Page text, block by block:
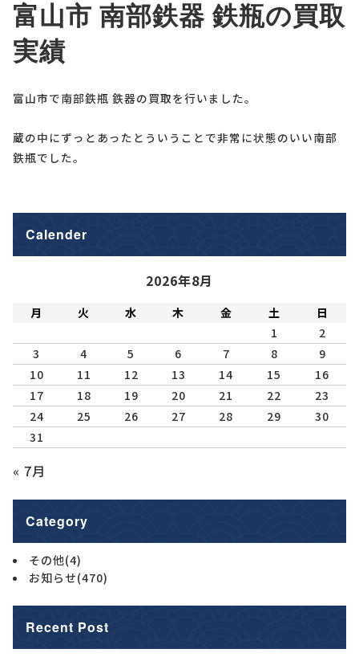
富山市 南部鉄器 鉄瓶の買取
実績
富山市で南部鉄瓶 鉄器の買取を行いました。
蔵の中にずっとあったとういうことで非常に状態のいい南部
鉄瓶でした。
Calender
2026年8月
月 火 水 木 金 土
日
1
2
3
4 5 6 7 8
9
10
11 12 13 14 15
16
17
18 19 20 21 22
23
24
25 26 27 28 29
30
31
« 7月
Category
その他(4)
お知らせ(470)
Recent Post